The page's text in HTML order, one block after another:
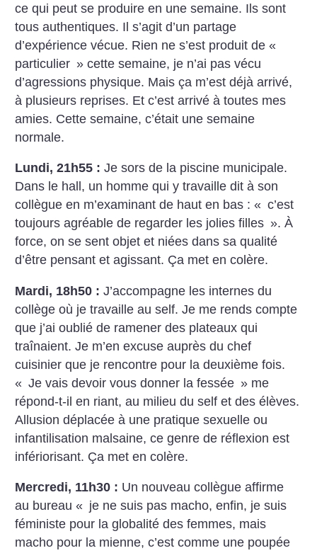
ce qui peut se produire en une semaine. Ils sont
tous authentiques. Il s’agit d’un partage
d’expérience vécue. Rien ne s’est produit de «
particulier » cette semaine, je n’ai pas vécu
d’agressions physique. Mais ça m’est déjà arrivé,
à plusieurs reprises. Et c’est arrivé à toutes mes
amies. Cette semaine, c’était une semaine
normale.
Lundi, 21h55 : Je sors de la piscine municipale.
Dans le hall, un homme qui y travaille dit à son
collègue en m’examinant de haut en bas : « c’est
toujours agréable de regarder les jolies filles ». À
force, on se sent objet et niées dans sa qualité
d’être pensant et agissant. Ça met en colère.
Mardi, 18h50 : J’accompagne les internes du
collège où je travaille au self. Je me rends compte
que j’ai oublié de ramener des plateaux qui
traînaient. Je m’en excuse auprès du chef
cuisinier que je rencontre pour la deuxième fois.
« Je vais devoir vous donner la fessée » me
répond-t-il en riant, au milieu du self et des élèves.
Allusion déplacée à une pratique sexuelle ou
infantilisation malsaine, ce genre de réflexion est
infériorisant. Ça met en colère.
Mercredi, 11h30 : Un nouveau collègue affirme
au bureau « je ne suis pas macho, enfin, je suis
féministe pour la globalité des femmes, mais
macho pour la mienne, c’est comme une poupée